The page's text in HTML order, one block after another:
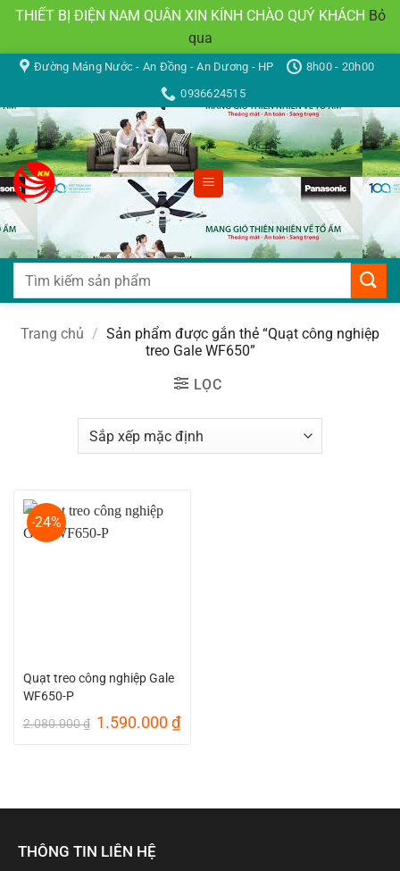
THIẾT BỊ ĐIỆN NAM QUÂN XIN KÍNH CHÀO QUÝ KHÁCH Bỏ
qua
nội
dung
Đường Máng Nước - An Đồng - An Dương - HP
8h00 - 20h00
0936624515
Tìm
Trang chủ / Sản phẩm được gắn thẻ “Quạt công nghiệp
treo Gale WF650”
LỌC
-24%
Quạt treo công nghiệp Gale
WF650-P
2.080.000₫ Giá
1.590.000₫Giá
THÔNG TIN LIÊN HỆ